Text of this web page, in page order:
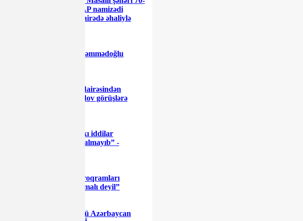
ci seçki dairəsindən YAP namizədi
Məşhur Məmmədov dairədə əhaliylə
Yusif Məhəmmədoğlu
Kəlbəcər dairəsindən
namizəd Aqil Məmmədov görüşlərə
"Videodakı iddilar
əsassızdır, polis rüşvət almayıb” -
“Dövlət proqramları
birdəfəlik şpris kimi olmalı deyil”
Daha güclü Azərbaycan